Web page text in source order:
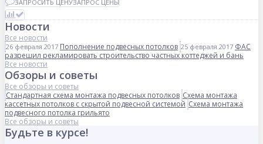
ЗАПРОСИТЬ ЦЕНУЗАПРОС ЦЕНЫ
Новости
Все новости
26 февраля 2017 Пополнение подвесных потолков 25 февраля 2017 ФАС
разрешил рекламировать строительство частных коттеджей и бань
Все новости
Обзоры и советы
Все обзоры и советы
Стандартная схема монтажа подвесных потолков Схема монтажа
кассетных потолков с скрытой подвесной системой Схема монтажа
подвесного потолка грильято
Все обзоры и советы
Будьте в курсе!